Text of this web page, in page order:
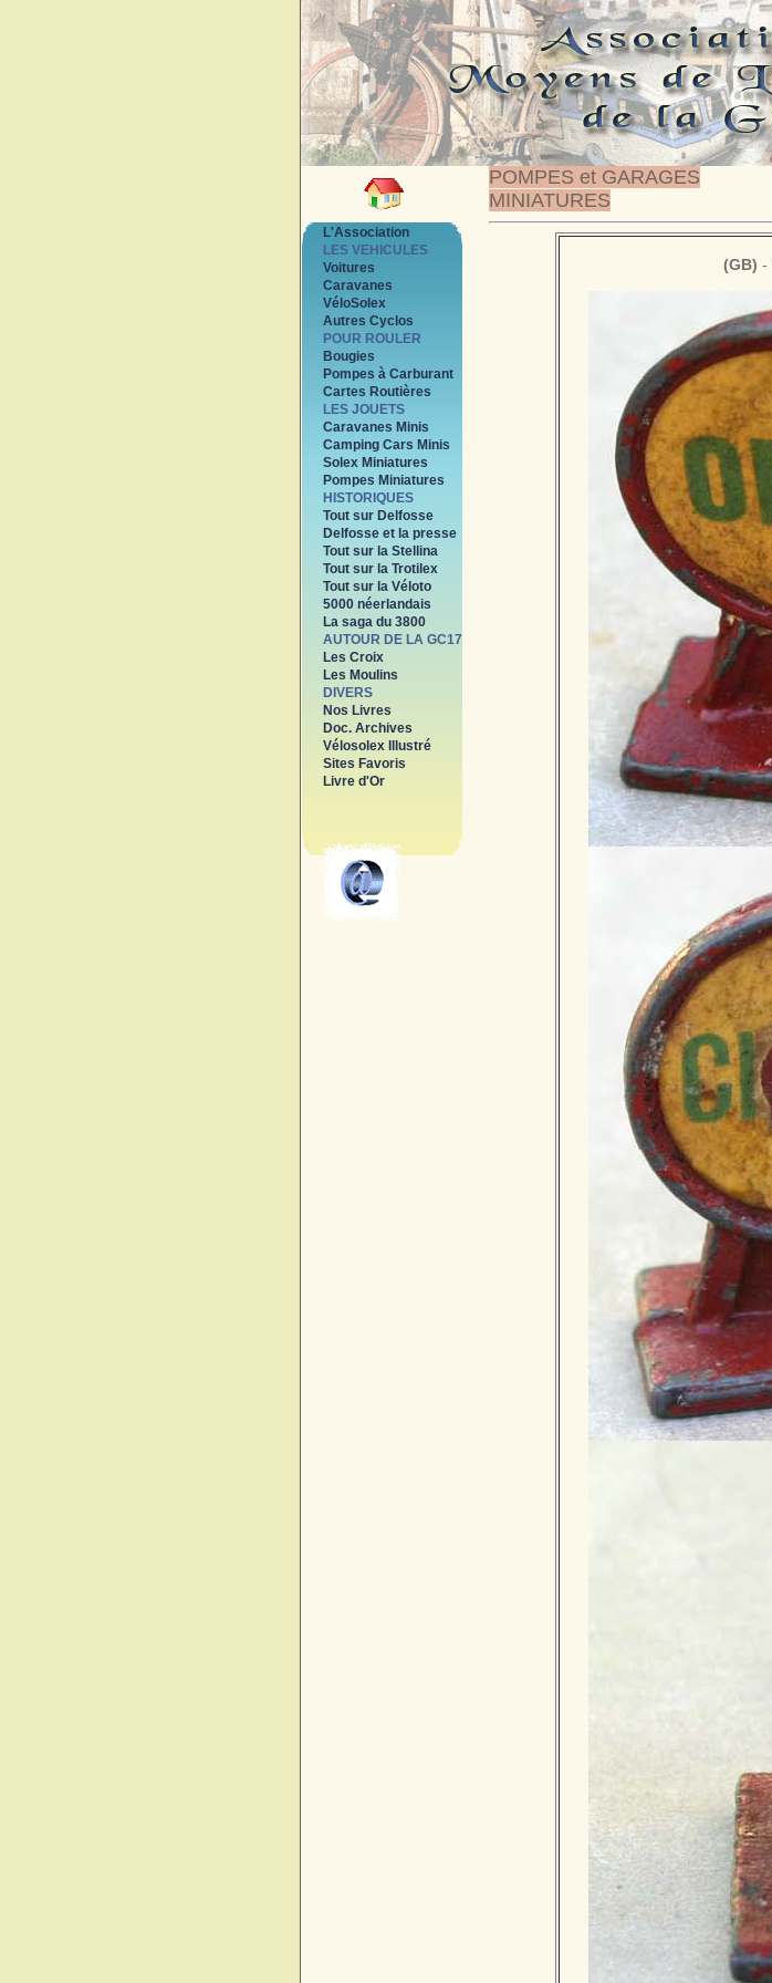
POMPES et GARAGES
MINIATURES
L'Association
LES VEHICULES
Voitures
Caravanes
VéloSolex
Autres Cyclos
POUR ROULER
Bougies
Pompes à Carburant
Cartes Routières
LES JOUETS
Caravanes Minis
Camping Cars Minis
Solex Miniatures
Pompes Miniatures
HISTORIQUES
Tout sur Delfosse
Delfosse et la presse
Tout sur la Stellina
Tout sur la Trotilex
Tout sur la Véloto
5000 néerlandais
La saga du 3800
AUTOUR DE LA GC17
Les Croix
Les Moulins
DIVERS
Nos Livres
Doc. Archives
Vélosolex Illustré
Sites Favoris
Livre d'Or
(GB) -